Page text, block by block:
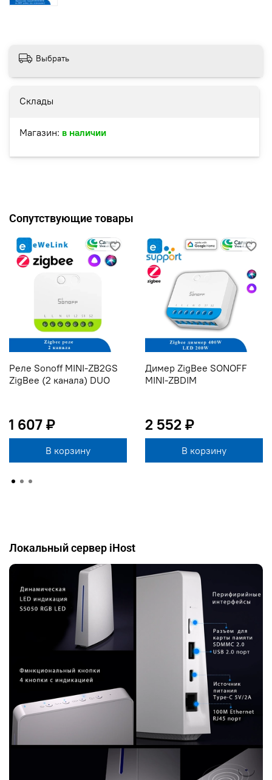
Склады
Магазин: в наличии
Выбрать
Сопутствующие товары
Реле Sonoff MINI-ZB2GS
ZigBee (2 канала) DUO
1 607 ₽
В корзину
Димер ZigBee SONOFF
MINI-ZBDIM
2 552 ₽
В корзину
Локальный сервер iHost